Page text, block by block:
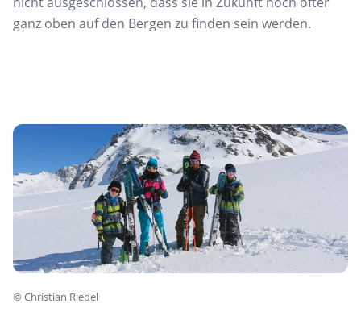
ganz oben auf den Bergen zu finden sein werden.
©Christian Riedel